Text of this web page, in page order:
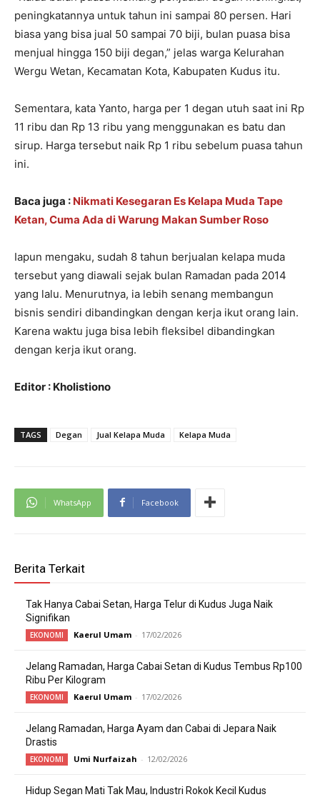
peningkatannya untuk tahun ini sampai 80 persen. Hari
biasa yang bisa jual 50 sampai 70 biji, bulan puasa bisa
menjual hingga 150 biji degan,” jelas warga Kelurahan
Wergu Wetan, Kecamatan Kota, Kabupaten Kudus itu.
Sementara, kata Yanto, harga per 1 degan utuh saat ini Rp
11 ribu dan Rp 13 ribu yang menggunakan es batu dan
sirup. Harga tersebut naik Rp 1 ribu sebelum puasa tahun
ini.
Baca juga : Nikmati Kesegaran Es Kelapa Muda Tape
Ketan, Cuma Ada di Warung Makan Sumber Roso
Iapun mengaku, sudah 8 tahun berjualan kelapa muda
tersebut yang diawali sejak bulan Ramadan pada 2014
yang lalu. Menurutnya, ia lebih senang membangun
bisnis sendiri dibandingkan dengan kerja ikut orang lain.
Karena waktu juga bisa lebih fleksibel dibandingkan
dengan kerja ikut orang.
Editor : Kholistiono
TAGS Degan Jual Kelapa Muda Kelapa Muda
WhatsApp Facebook
Berita Terkait
Tak Hanya Cabai Setan, Harga Telur di Kudus Juga Naik
Signifikan
EKONOMI Kaerul Umam - 17/02/2026
Jelang Ramadan, Harga Cabai Setan di Kudus Tembus Rp100
Ribu Per Kilogram
EKONOMI Kaerul Umam - 17/02/2026
Jelang Ramadan, Harga Ayam dan Cabai di Jepara Naik
Drastis
EKONOMI Umi Nurfaizah - 12/02/2026
Hidup Segan Mati Tak Mau, Industri Rokok Kecil Kudus